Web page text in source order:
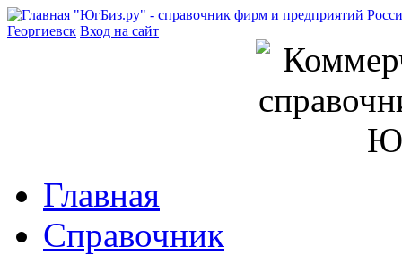
"ЮгБиз.ру" - справочник фирм и предприятий
Георгиевск Вход на сайт
Главная
Справочник